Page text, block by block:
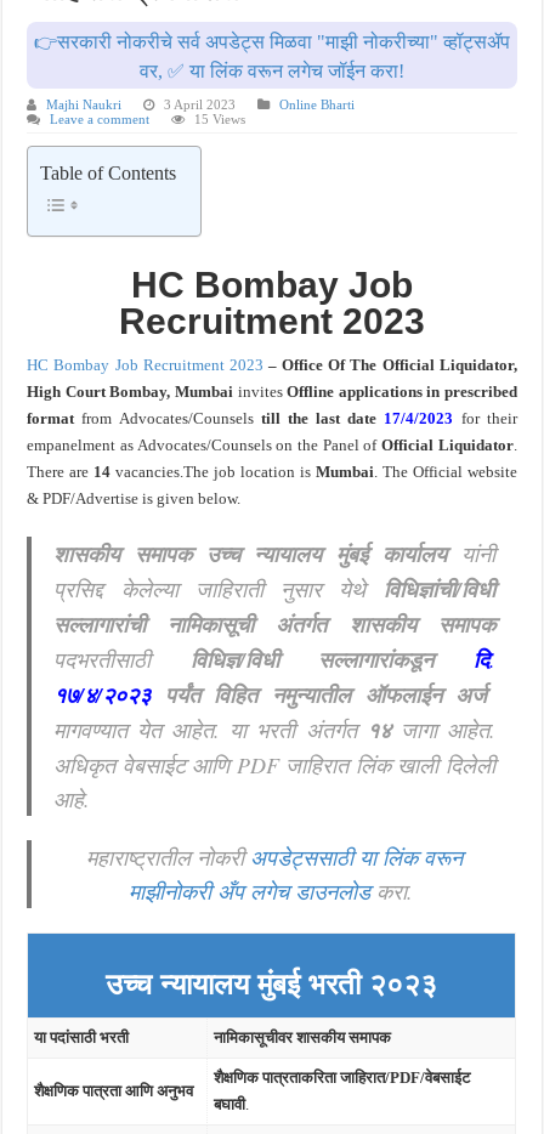
खुशखबर ! नागपूर विद्यापीठ मध्ये १३९ सहायक प्राध्यापक पदांची भरती सुरु ! Nagpur
👉सरकारी नोकरीचे सर्व अपडेट्स मिळवा "माझी नोकरीच्या" व्हॉट्सॲप
वर, ✅ या लिंक वरून लगेच जॉईन करा!
Majhi Naukri 3 April 2023
Online Bharti
Leave a comment
15 Views
Table of Contents
HC Bombay Job
Recruitment 2023
HC Bombay Job Recruitment 2023 – Office Of The Official Liquidator,
High Court Bombay, Mumbai invitesOffline applications in prescribed
formatfrom Advocates/Counsels till the last date 17/4/2023 for their
empanelment as Advocates/Counsels on the Panel ofOfficial Liquidator.
There are 14 vacancies.The job location isMumbai. The Official website
& PDF/Advertise is given below.
शासकीय समापक उच्च न्यायालय मुंबई कार्यालययांनी
प्रसिद्द केलेल्या जाहिराती नुसार येथे विधिज्ञांची/विधी
सल्लागारांची नामिकासूची अंतर्गत शासकीय समापक
पदभरतीसाठी विधिज्ञ/विधी सल्लागारांकडून दि.
१७/४/२०२३पर्यंत विहित नमुन्यातील ऑफलाईन अर्ज
मागवण्यात येत आहेत. या भरती अंतर्गत१४जागा आहेत.
अधिकृत वेबसाईट आणि PDF जाहिरात लिंक खाली दिलेली
आहे.
महाराष्ट्रातील नोकरीअपडेट्ससाठी या लिंक वरून
माझीनोकरी अँप लगेच डाउनलोडकरा.
उच्च न्यायालय मुंबई भरती २०२३
या पदांसाठी भरती नामिकासूचीवर शासकीयसमापक
शैक्षणिक पात्रता आणि अनुभव
शैक्षणिक पात्रताकरिता जाहिरात/PDF/वेबसाईट
बघावी.